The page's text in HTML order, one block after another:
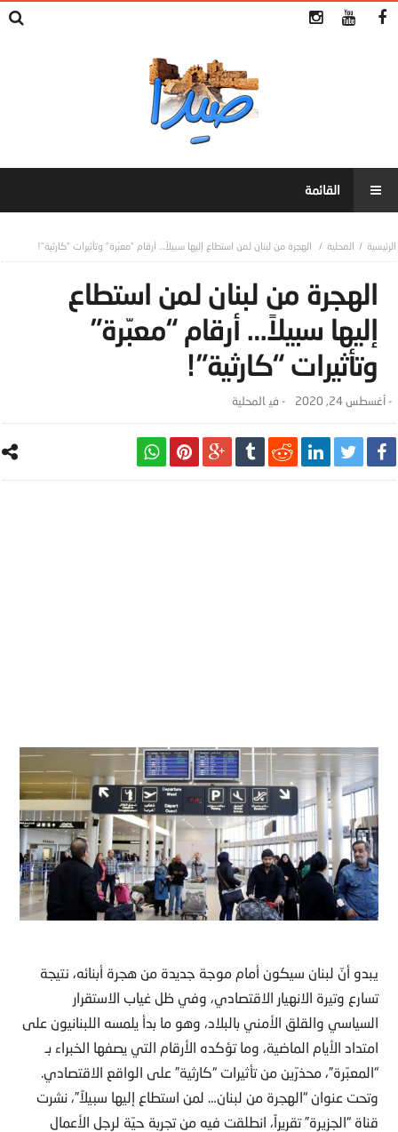
المحلية الهجرة من لبنان لمن استطاع إليها سبيلاً… أرقام “معبّرة” وتأثيرات “كارثية”!
الهجرة من لبنان لمن استطاع
إليها سبيلاً… أرقام “معبّرة”
وتأثيرات “كارثية”!
-أغسطس 24, 2020 - ‎في المحلية
يبدو أنّ لبنان سيكون أمام موجة جديدة من هجرة أبنائه، نتيجة
تسارع وتيرة الانهيار الاقتصادي، وفي ظل غياب الاستقرار
السياسي والقلق الأمني بالبلاد، وهو ما بدأ يلمسه اللبنانيون على
امتداد الأيام الماضية، وما تؤكده الأرقام التي يصفها الخبراء بـ
“المعبّرة”، محذرّين من تأثيرات “كارثية” على الواقع الاقتصادي.
وتحت عنوان “الهجرة من لبنان… لمن استطاع إليها سبيلاً”، نشرت
قناة “الجزيرة” تقريراً، انطلقت فيه من تجربة حيّة لرجل الأعمال